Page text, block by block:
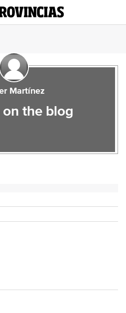
Martínez
on the blog